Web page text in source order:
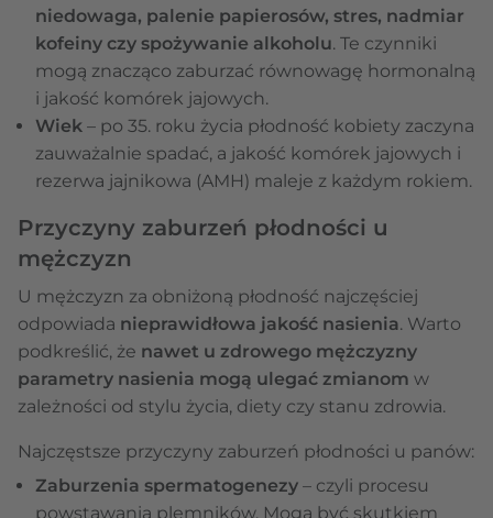
niedowaga, palenie papierosów, stres, nadmiar
kofeiny czy spożywanie alkoholu. Te czynniki
mogą znacząco zaburzać równowagę hormonalną
i jakość komórek jajowych.
Wiek – po 35. roku życia płodność kobiety zaczyna
zauważalnie spadać, a jakość komórek jajowych i
rezerwa jajnikowa (AMH) maleje z każdym rokiem.
Przyczyny zaburzeń płodności u
mężczyzn
U mężczyzn za obniżoną płodność najczęściej
odpowiada nieprawidłowa jakość nasienia. Warto
podkreślić, że nawet u zdrowego mężczyzny
parametry nasienia mogą ulegać zmianom w
zależności od stylu życia, diety czy stanu zdrowia.
Najczęstsze przyczyny zaburzeń płodności u panów:
Zaburzenia spermatogenezy – czyli procesu
powstawania plemników. Mogą być skutkiem